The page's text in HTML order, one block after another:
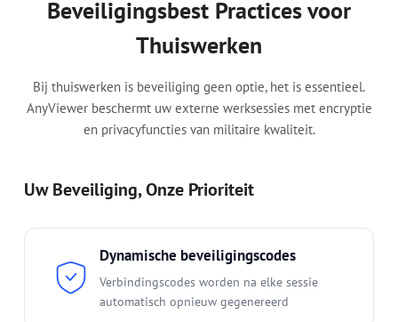
Beveiligingsbest Practices voor
Thuiswerken
Bij thuiswerken is beveiliging geen optie, het is essentieel.
AnyViewer beschermt uw externe werksessies met encryptie
en privacyfuncties van militaire kwaliteit.
Uw Beveiliging, Onze Prioriteit
Dynamische beveiligingscodes
Verbindingscodes worden na elke sessie
automatisch opnieuw gegenereerd